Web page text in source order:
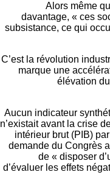
Alors
davantage, «
subsistance, ce qui
C’est la révolution
marque une
Aucun indicateur
n’existait avant la
intérieur brut
demande du
de «
d’évaluer les effets